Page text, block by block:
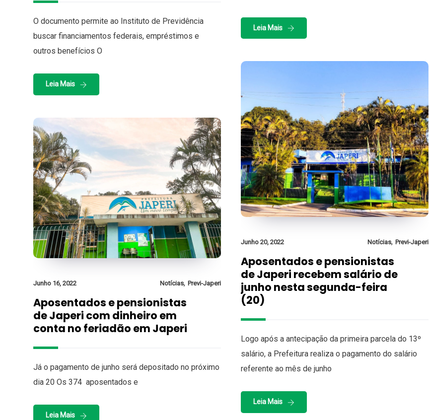
O documento permite ao Instituto de Previdência
buscar financiamentos federais, empréstimos e
outros benefícios O
Leia Mais
Leia Mais
Junho 20, 2022 Notícias, Previ-Japeri
Aposentados e pensionistas
de Japeri recebem salário de
junho nesta segunda-feira
(20)
Logo após a antecipação da primeira parcela do 13º
salário, a Prefeitura realiza o pagamento do salário
referente ao mês de junho
Leia Mais
Junho 16, 2022 Notícias, Previ-Japeri
Aposentados e pensionistas
de Japeri com dinheiro em
conta no feriadão em Japeri
Já o pagamento de junho será depositado no próximo
dia 20 Os 374 aposentados e
Leia Mais